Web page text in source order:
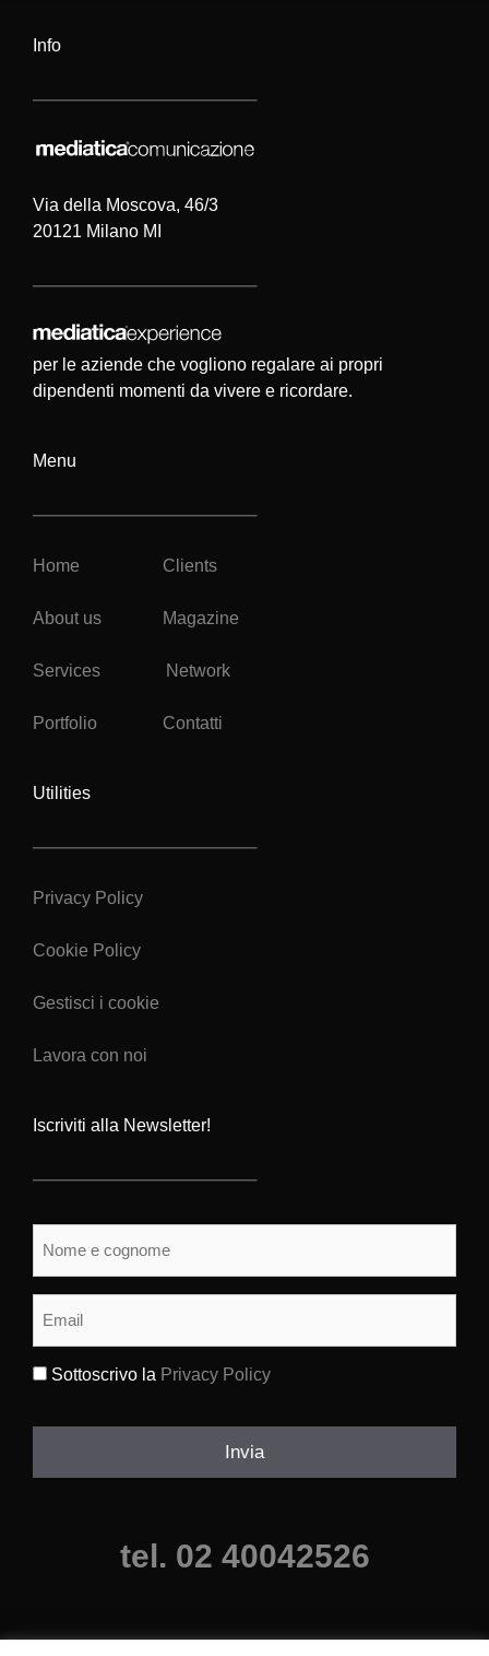
Info
Via della Moscova, 46/3
20121 Milano MI
per le aziende che vogliono regalare ai propri
dipendenti momenti da vivere e ricordare.
Menu
Home Clients
About us Magazine
Services Network
Portfolio Contatti
Utilities
Privacy Policy
Cookie Policy
Gestisci i cookie
Lavora con noi
Iscriviti alla Newsletter!
Sottoscrivo la Privacy Policy
Invia
tel. 02 40042526